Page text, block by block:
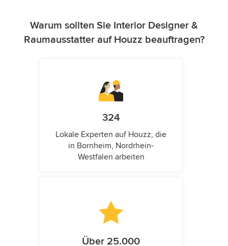
Warum sollten Sie Interior Designer &
Raumausstatter auf Houzz beauftragen?
324
Lokale Experten auf Houzz, die
in Bornheim, Nordrhein-
Westfalen arbeiten
Über 25.000